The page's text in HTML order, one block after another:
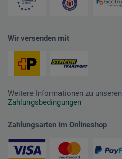
Wir versenden mit
Weitere Informationen zu unseren
Zahlungsbedingungen
Zahlungsarten im Onlineshop